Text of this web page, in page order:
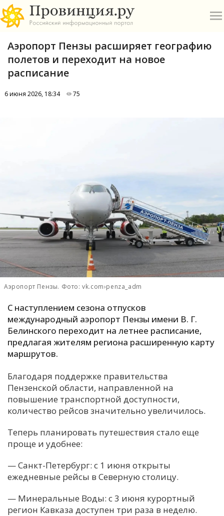
К
М
Н
С
У
Ч
Аэропорт Пензы расширяет географию
полетов и переходит на новое
расписание
6 июня 2026, 18:34 75
Аэропорт Пензы. Фото: vk.com›penza_adm
С наступлением сезона отпусков
международный аэропорт Пензы имени В. Г.
Белинского переходит на летнее расписание,
предлагая жителям региона расширенную карту
маршрутов.
Благодаря поддержке правительства
Пензенской области, направленной на
повышение транспортной доступности,
количество рейсов значительно увеличилось.
Теперь планировать путешествия стало еще
проще и удобнее:
— Санкт-Петербург: с 1 июня открыты
ежедневные рейсы в Северную столицу.
— Минеральные Воды: с 3 июня курортный
регион Кавказа доступен три раза в неделю.